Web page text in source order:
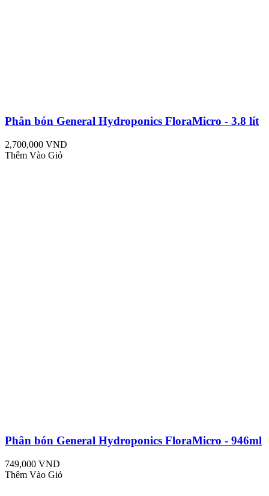
Phân bón General Hydroponics FloraMicro - 3.8 lít
2,700,000 VND
Thêm Vào Giỏ
Phân bón General Hydroponics FloraMicro - 946ml
749,000 VND
Thêm Vào Giỏ